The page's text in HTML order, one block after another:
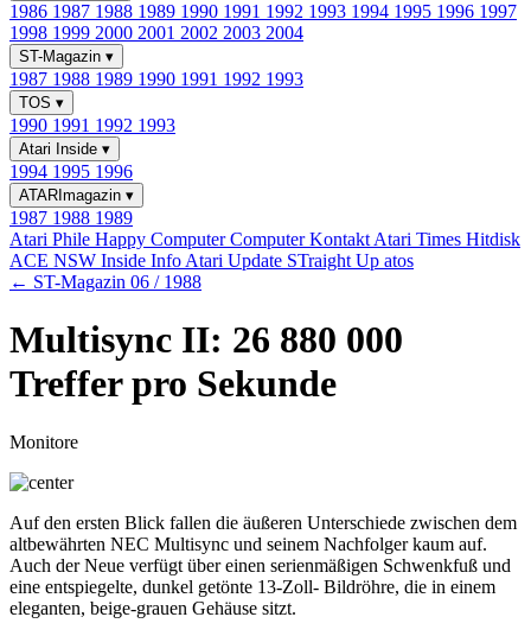
1986 1987 1988 1989 1990 1991 1992 1993 1994 1995 1996 1997
1998 1999 2000 2001 2002 2003 2004
ST-Magazin ▾
1987 1988 1989 1990 1991 1992 1993
TOS ▾
1990 1991 1992 1993
Atari Inside ▾
1994 1995 1996
ATARImagazin ▾
1987 1988 1989
Atari Phile Happy ComputerComputer Kontakt Atari Times Hitdisk
ACE NSW Inside Info Atari Update STraight Up atos
← ST-Magazin 06 / 1988
Multisync II: 26 880 000
Treffer pro Sekunde
Monitore
Auf den ersten Blick fallen die äußeren Unterschiede zwischen dem
altbewährten NEC Multisync und seinem Nachfolger kaum auf.
Auch der Neue verfügt über einen serienmäßigen Schwenkfuß und
eine entspiegelte, dunkel getönte 13-Zoll- Bildröhre, die in einem
eleganten, beige-grauen Gehäuse sitzt.